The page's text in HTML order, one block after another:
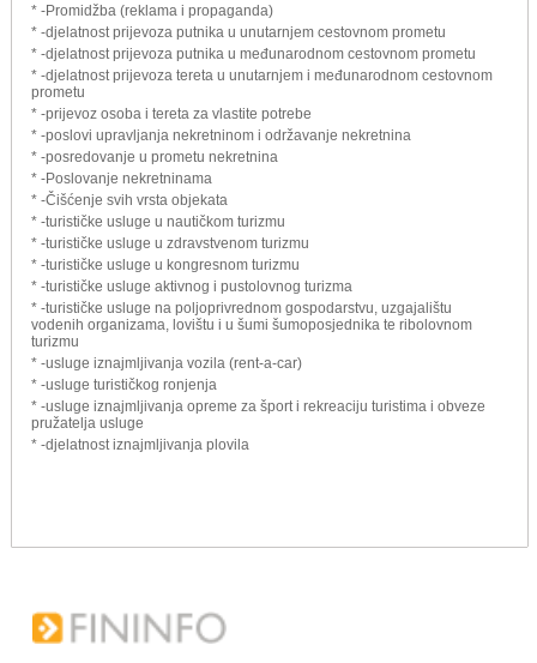
* -Promidžba (reklama i propaganda)
* -djelatnost prijevoza putnika u unutarnjem cestovnom prometu
* -djelatnost prijevoza putnika u međunarodnom cestovnom prometu
* -djelatnost prijevoza tereta u unutarnjem i međunarodnom cestovnom
prometu
* -prijevoz osoba i tereta za vlastite potrebe
* -poslovi upravljanja nekretninom i održavanje nekretnina
* -posredovanje u prometu nekretnina
* -Poslovanje nekretninama
* -Čišćenje svih vrsta objekata
* -turističke usluge u nautičkom turizmu
* -turističke usluge u zdravstvenom turizmu
* -turističke usluge u kongresnom turizmu
* -turističke usluge aktivnog i pustolovnog turizma
* -turističke usluge na poljoprivrednom gospodarstvu, uzgajalištu
vodenih organizama, lovištu i u šumi šumoposjednika te ribolovnom
turizmu
* -usluge iznajmljivanja vozila (rent-a-car)
* -usluge turističkog ronjenja
* -usluge iznajmljivanja opreme za šport i rekreaciju turistima i obveze
pružatelja usluge
* -djelatnost iznajmljivanja plovila